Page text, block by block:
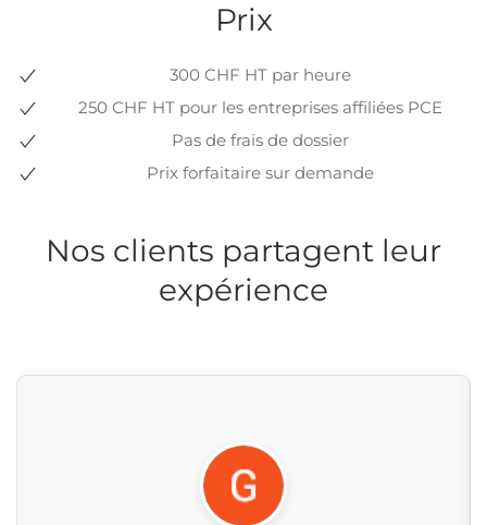
Prix
300 CHF HT par heure
250 CHF HT pour les entreprises affiliées PCE
Pas de frais de dossier
Prix forfaitaire sur demande
Nos clients partagent leur
expérience